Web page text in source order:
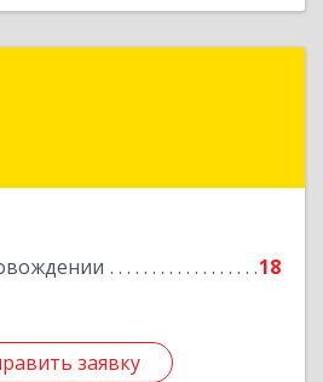
18
заявку
край, Крымский р-н,
заявку